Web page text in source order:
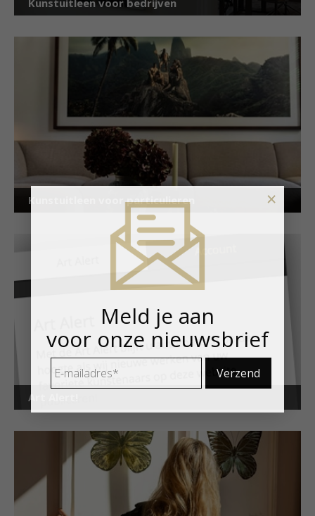
Kunstuitleen voor bedrijven
Kunstuitleen voor particulieren
Art Alert!
Meld je aan
voor onze nieuwsbrief
mailadres *
×